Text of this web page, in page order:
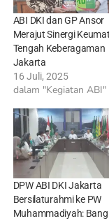
ABI DKI dan GP Ansor
Merajut Sinergi
Tengah Keberagaman
Jakarta
16 Juli, 2025
dalam "Kegiatan ABI"
DPW ABI DKI Jakarta
Bersilaturahmi ke PW
Muhammadiyah: